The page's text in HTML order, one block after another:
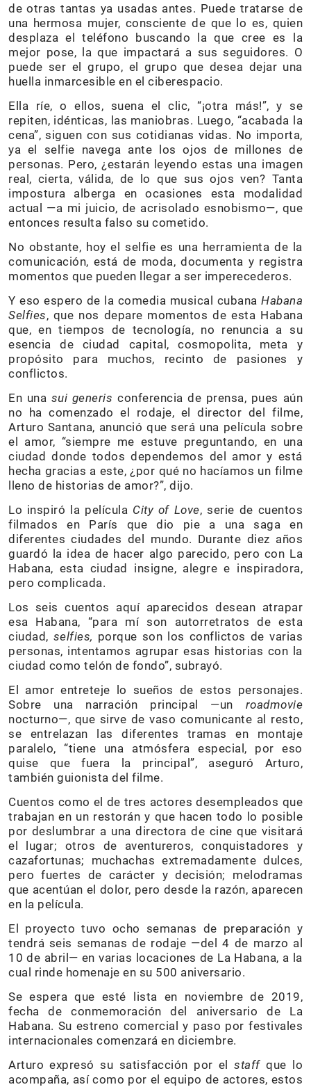
de otras tantas ya usadas antes. Puede tratarse de
una hermosa mujer, consciente de que lo es, quien
desplaza el teléfono buscando la que cree es la
mejor pose, la que impactará a sus seguidores. O
puede ser el grupo, el grupo que desea dejar una
huella inmarcesible en el ciberespacio.
Ella ríe, o ellos, suena el clic, “¡otra más!”, y se
repiten, idénticas, las maniobras. Luego, “acabada la
cena”, siguen con sus cotidianas vidas. No importa,
ya el selfie navega ante los ojos de millones de
personas. Pero, ¿estarán leyendo estas una imagen
real, cierta, válida, de lo que sus ojos ven? Tanta
impostura alberga en ocasiones esta modalidad
actual —a mi juicio, de acrisolado esnobismo—, que
entonces resulta falso su cometido.
No obstante, hoy el selfie es una herramienta de la
comunicación, está de moda, documenta y registra
momentos que pueden llegar a ser imperecederos.
Y eso espero de la comedia musical cubana Habana
Selfies, que nos depare momentos de esta Habana
que, en tiempos de tecnología, no renuncia a su
esencia de ciudad capital, cosmopolita, meta y
propósito para muchos, recinto de pasiones y
conflictos.
En una sui generis conferencia de prensa, pues aún
no ha comenzado el rodaje, el director del filme,
Arturo Santana, anunció que será una película sobre
el amor, “siempre me estuve preguntando, en una
ciudad donde todos dependemos del amor y está
hecha gracias a este, ¿por qué no hacíamos un filme
lleno de historias de amor?”, dijo.
Lo inspiró la película City of Love, serie de cuentos
filmados en París que dio pie a una saga en
diferentes ciudades del mundo. Durante diez años
guardó la idea de hacer algo parecido, pero con La
Habana, esta ciudad insigne, alegre e inspiradora,
pero complicada.
Los seis cuentos aquí aparecidos desean atrapar
esa Habana, “para mí son autorretratos de esta
ciudad, selfies, porque son los conflictos de varias
personas, intentamos agrupar esas historias con la
ciudad como telón de fondo”, subrayó.
El amor entreteje lo sueños de estos personajes.
Sobre una narración principal —un roadmovie
nocturno—, que sirve de vaso comunicante al resto,
se entrelazan las diferentes tramas en montaje
paralelo, “tiene una atmósfera especial, por eso
quise que fuera la principal”, aseguró Arturo,
también guionista del filme.
Cuentos como el de tres actores desempleados que
trabajan en un restorán y que hacen todo lo posible
por deslumbrar a una directora de cine que visitará
el lugar; otros de aventureros, conquistadores y
cazafortunas; muchachas extremadamente dulces,
pero fuertes de carácter y decisión; melodramas
que acentúan el dolor, pero desde la razón, aparecen
en la película.
El proyecto tuvo ocho semanas de preparación y
tendrá seis semanas de rodaje —del 4 de marzo al
10 de abril— en varias locaciones de La Habana, a la
cual rinde homenaje en su 500 aniversario.
Se espera que esté lista en noviembre de 2019,
fecha de conmemoración del aniversario de La
Habana. Su estreno comercial y paso por festivales
internacionales comenzará en diciembre.
Arturo expresó su satisfacción por elstaffque lo
acompaña, así como por el equipo de actores, estos